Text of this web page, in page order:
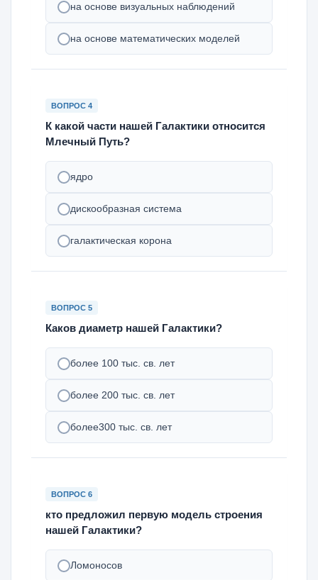
на основе визуальных наблюдений
на основе математических моделей
ВОПРОС 4
К какой части нашей Галактики относится
Млечный Путь?
ядро
дискообразная система
галактическая корона
ВОПРОС 5
Каков диаметр нашей Галактики?
более 100 тыс. св. лет
более 200 тыс. св. лет
более300 тыс. св. лет
ВОПРОС 6
кто предложил первую модель строения
нашей Галактики?
Ломоносов